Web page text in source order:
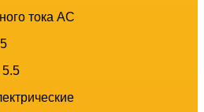
тока AC